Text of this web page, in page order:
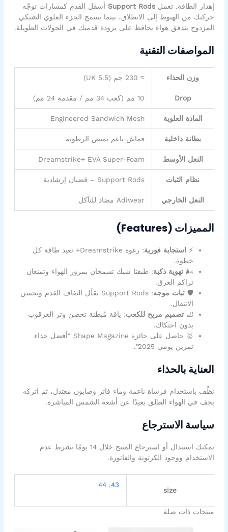
إهدار الطاقة. تعملSupport Rods أسفل القدم كمسارات توجّه
حركتك من الهبوط إلى الانطلاق، بينما يسمح الجزء العلوي الشبكي
المزدوج بتدفق هواء يحافظ على برودة قدميك في الجولات الطويلة.
المواصفات التقنية
وزن الحذاء ≈ 230 جم (UK 5.5)
Drop 10 مم (كعب 34 مم / مقدمة 24 مم)
المادة العلوية Engineered Sandwich Mesh
بطانة داخلية قماش ناعم يمتص الرطوبة
النعل الأوسط Dreamstrike+ EVA Super-Foam
نظام الثبات Support Rods – قضبان إرشادية
النعل الخارجي Adiwear مضاد للتآكل
المميزات (Features)
⚡ استجابة فورية
: رغوة Dreamstrike+ تعيد طاقة كل
خطوة.
🌬️تهوية ذكية: طبقتا شبك تسمحان بمرور الهواء وتمنعان
تراكم العرق.
🛡️ثبات موجه
: Support Rods تقلّل التفاف القدم وتحسن
الانتقال.
🦶تصميم مريح للكعب: ياقة مُبطنة تحضن وتر العرقوب
بدون احتكاك.
🥇 حاصل على جائزة Shape Magazine “أفضل حذاء
تمرين يومي 2025”.
العناية بالحذاء
نظِّف باستخدام فرشاة ناعمة وماء فاتر وصابون معتدل، ثم اتركه
يجف في الهواء الطلق بعيدًا عن أشعة الشمس المباشرة.
سياسة الاسترجاع
يمكنك استبدال أو استرجاع المنتج خلال 14 يومًا بشرط عدم
الاستخدام ووجود الكرتونة والفاتورة.
size
43
,
44
منتجات ذات صلة